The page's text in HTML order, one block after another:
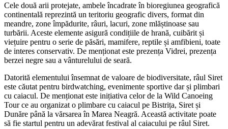
Cele două arii protejate, ambele încadrate în bioregiunea geografică
continentală reprezintă un teritoriu geografic divers, format din
meandre, zone împădurite, râuri, lacuri, zone mlăștinoase sau
turbării. Aceste elemente asigură condițiile de hrană, cuibărit și
viețuire pentru o serie de păsări, mamifere, reptile și amfibieni, toate
de interes conservativ. De menționat este prezența Vidrei, prezența
berzei negre sau a vânturelului de seară.
Datorită elementului însemnat de valoare de biodiversitate, râul Siret
este căutat pentru birdwatching, evenimente sportive dar și plimbari
cu caiacul. De menționat este inițiativa celor de la Wild Canoeing
Tour ce au organizat o plimbare cu caiacul pe Bistrița, Siret și
Dunăre până la vărsarea în Marea Neagră. Această activitate poate
să fie startul pentru un adevărat festival al caiacului pe râul Siret.